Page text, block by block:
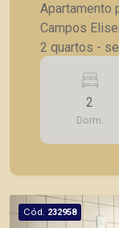
Apartamento
Campos
2 quartos -
para 2
box blindex
vaga de garagem A Piramid tem
atender
em locação,
2
Dorm.
Cód. 232958